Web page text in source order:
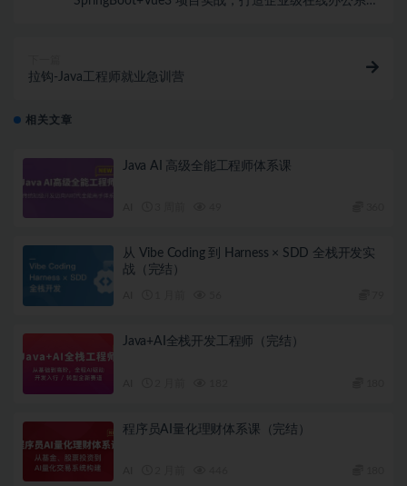
拉钩-Java工程师就业急训营
相关文章
Java AI 高级全能工程师体系课
从 Vibe Coding 到 Harness × SDD 全栈开发实
战（完结）
Java+AI全栈开发工程师（完结）
程序员AI量化理财体系课（完结）